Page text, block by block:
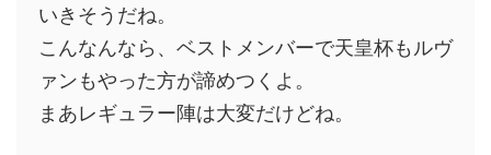
いきそうだね。
こんなんなら、ベストメンバーで天皇杯もルヴ
ァンもやった方が諦めつくよ。
まあレギュラー陣は大変だけどね。